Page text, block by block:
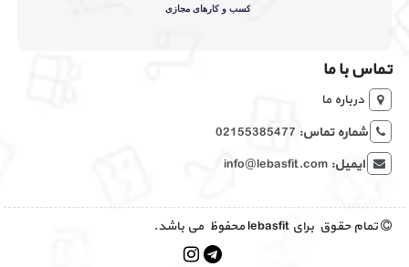
تماس با ما
درباره ما
شماره تماس: 02155385477
ایمیل:info@lebasfit.com
تمام حقوق برای lebasfit محفوظ می باشد.